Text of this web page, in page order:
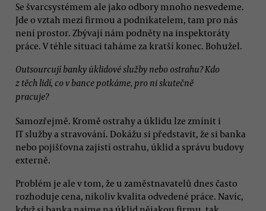
Se švarcsystémem ale jako odbory mnoho nesvedeme.
Jde o vztah mezi firmou a podnikatelem, tam pro nás
není prostor. Zbývají nám podněty na inspektoráty
práce. V téhle situaci taháme za kratší konec. Bohužel.
Outsourcují banky úklidové služby nebo ostrahu? Kdo
z těch lidí, co v bance potkáme, pro ni skutečně
pracuje?
Samozřejmě. Kromě ostrahy a úklidu lze zmínit i
IT služby a stravování. Dokážu si představit, že si banka
nebo pojišťovna zajistí ostrahu, úklid a správu budovy
externě.
Problém je ale v tom, že u zaměstnavatelů dnes často
rozhoduje cena, nikoliv kvalita odvedené práce. Navíc,